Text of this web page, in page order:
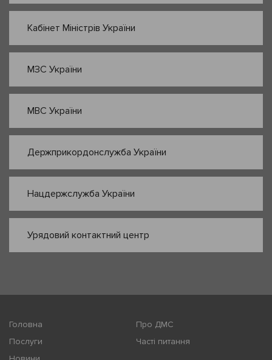
Кабінет Міністрів України
МЗС України
МВС України
Держприкордонслужба України
Нацдержслужба України
Урядовий контактний центр
Головна
Про ДМС
Послуги
Часті питання